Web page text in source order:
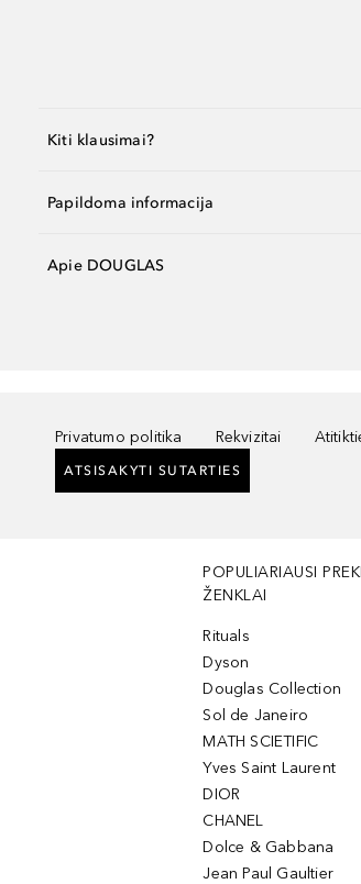
Kiti klausimai?
Papildoma informacija
Apie DOUGLAS
Privatumo politika Rekvizitai
ATSISAKYTI SUTARTIES
POPULIARIAUSI
ŽENKLAI
Rituals
Dyson
Douglas Collection
Sol de Janeiro
MATH SCIETIFIC
Yves Saint Laurent
DIOR
CHANEL
Dolce & Gabbana
Jean Paul Gaultier